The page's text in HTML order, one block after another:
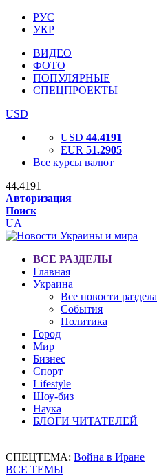
РУС
УКР
ВИДЕО
ФОТО
ПОПУЛЯРНЫЕ
СПЕЦПРОЕКТЫ
USD
USD 44.4191
EUR 51.2905
Все курсы валют
44.4191
Авторизация
Поиск
UA
ВСЕ РАЗДЕЛЫ
Главная
Украина
Все новости раздела
События
Политика
Город
Мир
Бизнес
Спорт
Lifestyle
Шоу-биз
Наука
БЛОГИ ЧИТАТЕЛЕЙ
СПЕЦТЕМА: Война в Иране
ВСЕ ТЕМЫ